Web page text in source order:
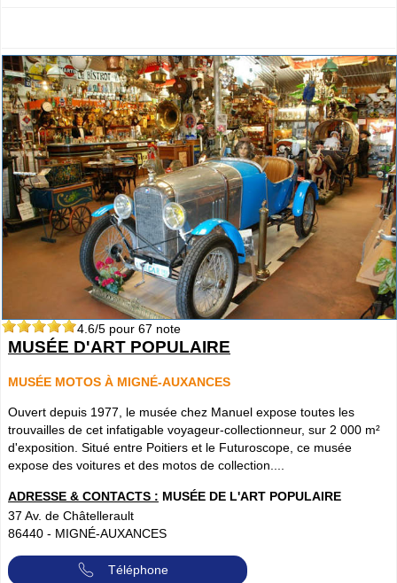
4.6/5 pour 67 note
MUSÉE D'ART POPULAIRE
MUSÉE MOTOS À MIGNÉ-AUXANCES
Ouvert depuis 1977, le musée chez Manuel expose toutes les
trouvailles de cet infatigable voyageur-collectionneur, sur 2 000 m²
d'exposition. Situé entre Poitiers et le Futuroscope, ce musée
expose des voitures et des motos de collection....
ADRESSE & CONTACTS : MUSÉE DE L'ART POPULAIRE
37 Av. de Châtellerault
86440 - MIGNÉ-AUXANCES
Téléphone